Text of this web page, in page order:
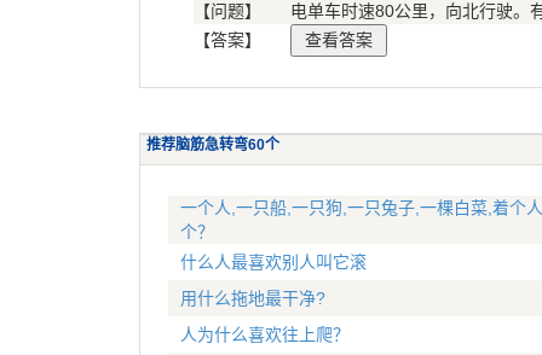
【问题】
电单车时速80公里，向北行驶。
【答案】
推荐脑筋急转弯60个
一个人,一只船,一只狗,一只兔子,一棵白菜,着个
个？
什么人最喜欢别人叫它滚
用什么拖地最干净?
人为什么喜欢往上爬？